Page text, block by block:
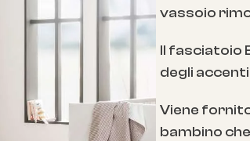
vassoio
Il fasciatoio
degli
Viene
bambino